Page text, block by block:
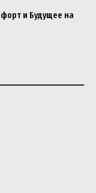
и Будущее на